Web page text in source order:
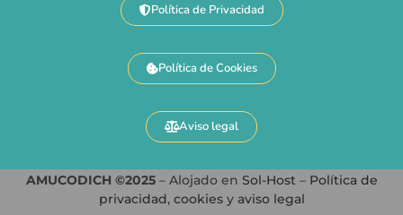
Política de Privacidad
Política de Cookies
Aviso legal
AMUCODICH ©2025– Alojado en Sol-Host – Política de
privacidad, cookiesy aviso legal